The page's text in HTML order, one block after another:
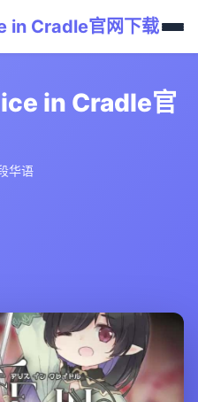
in Cradle官网下载
in Cradle官
华语